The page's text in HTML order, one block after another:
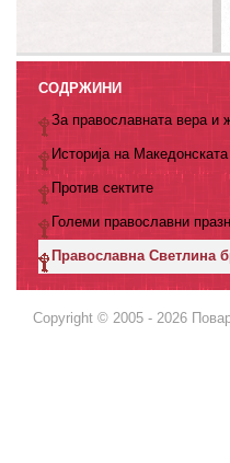
СОДРЖИНИ
За православната вера и
Историја на
Против сектите
Големи православни
Православна Светлина
Copyright © 2005 - 2026